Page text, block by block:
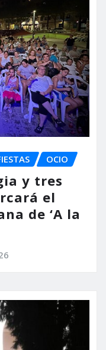
OCIO
y tres
el
de ‘A la